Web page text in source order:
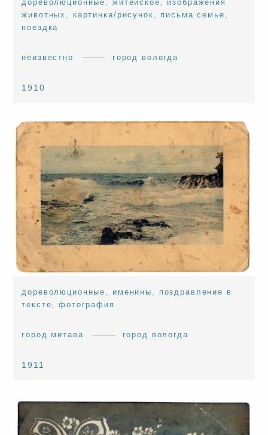
дореволюционные , житейское , изображения
животных , картинка/рисунок , письма семье ,
поездка
неизвестно город вологда
1910
дореволюционные , именины , поздравление в
тексте,фотография
город митава город вологда
1911